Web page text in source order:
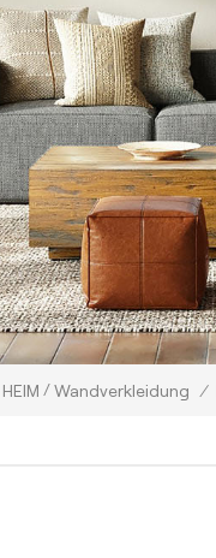
HEIM /Wandverkleidung /